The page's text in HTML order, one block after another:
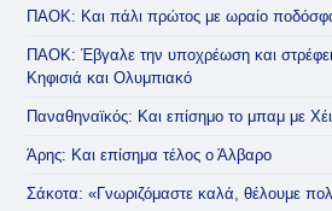
ΠΑΟΚ: Και πάλι πρώτος με ωραίο
ΠΑΟΚ: Έβγαλε την υποχρέωση και
Κηφισιά και Ολυμπιακό
Παναθηναϊκός: Και επίσημο το μπαμ με
Άρης: Και επίσημα τέλος ο Άλβαρο
Σάκοτα: «Γνωριζόμαστε καλά, θέλουμε